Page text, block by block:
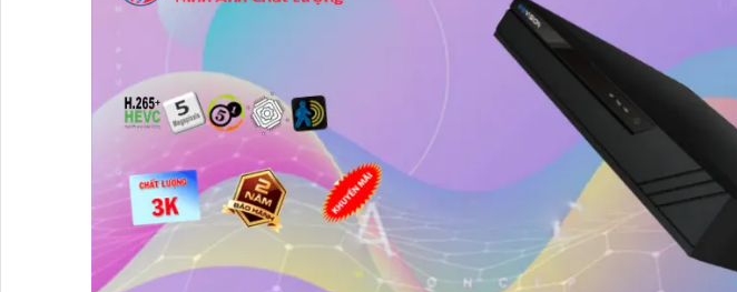
Camera Ai KBVISION
Camera KBVISION XOAY 360
Camera KBVISION 2.0 MP
Camera KBVISION 4.0 MP
Camera KBVISION 8.0 MP
LẮP ĐẶT CAMERA KBVISION
Camera KBVISION Báo Động
Camera KBVISION Ghi Âm
Camera KBVISION Zoom Xa
Camera KBVISION có Màu Ban Đêm
Camera KBVISION có Màu Sắc Khi Ánh Sáng Yếu